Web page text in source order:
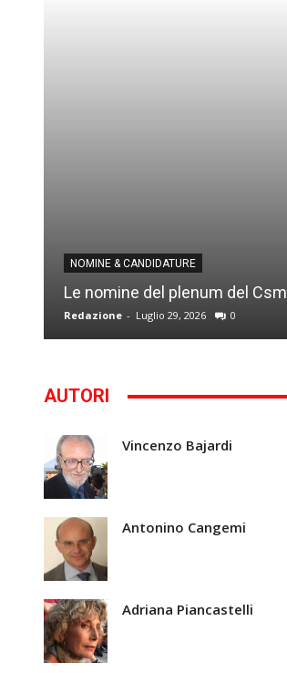
NOMINE & CANDIDATURE
Le nomine del plenum del Csm
Redazione - Luglio 29, 2026 0
AUTORI
Vincenzo Bajardi
Antonino Cangemi
Adriana Piancastelli